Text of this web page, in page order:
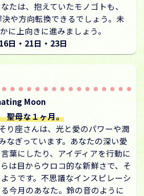
たは、抱えていたモノゴトも、
や方向転換できるでしょう。未
に上向きに進みましょう。
日・21日・23日
Moon
聖母な１ヶ月。
り座さんは、光と愛のパワーや潤
なぎっています。あなたの深い愛
葉にしたり、アイディアを行動に
は目からウロコ的な新鮮さで、そ
うです。不思議なインスピレーシ
今月のあなた。鈴の音のように